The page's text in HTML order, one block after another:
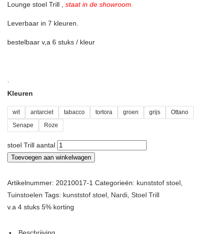
Lounge stoel Trill , staat in de showroom.
Leverbaar in 7 kleuren.
bestelbaar v,a 6 stuks / kleur
Kleuren
wit antarciet tabacco tortora groen grijs
Ottano
Senape
Roze
stoel Trill aantal
Toevoegen aan winkelwagen
Artikelnummer: 20210017-1 Categorieën: kunststof stoel
Tuinstoelen Tags: kunststof stoel Nardi Stoel Trill
v.a 4 stuks 5% korting